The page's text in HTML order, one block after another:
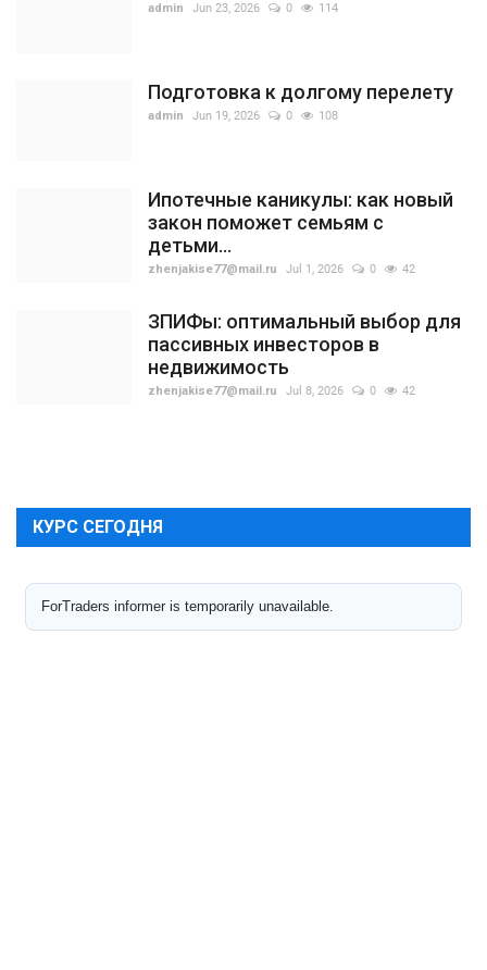
admin Jun 23, 2026 0 114
Подготовка к долгому перелету
admin Jun 19, 2026 0 108
Ипотечные каникулы: как новый
закон поможет семьям с
детьми...
zhenjakise77@mail.ru Jul 1, 2026 0 42
ЗПИФы: оптимальный выбор для
пассивных инвесторов в
недвижимость
zhenjakise77@mail.ru Jul 8, 2026 0 42
КУРС СЕГОДНЯ